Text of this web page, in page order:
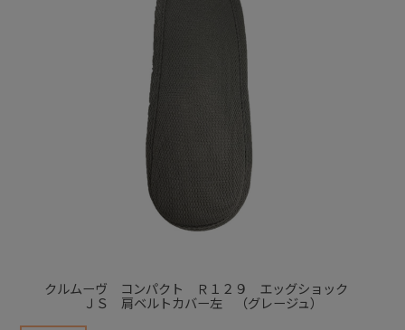
クルムーヴ コンパクト Ｒ１２９ エッグショック
ＪＳ 肩ベルトカバー左 （グレージュ）